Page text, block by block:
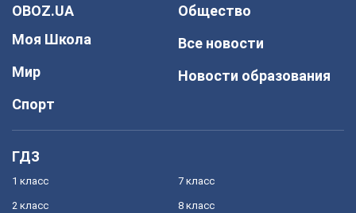
OBOZ.UA
Моя Школа
Мир
Спорт
Общество
Все новости
Новости образования
ГДЗ
1 класс
2 класс
7 класс
8 класс